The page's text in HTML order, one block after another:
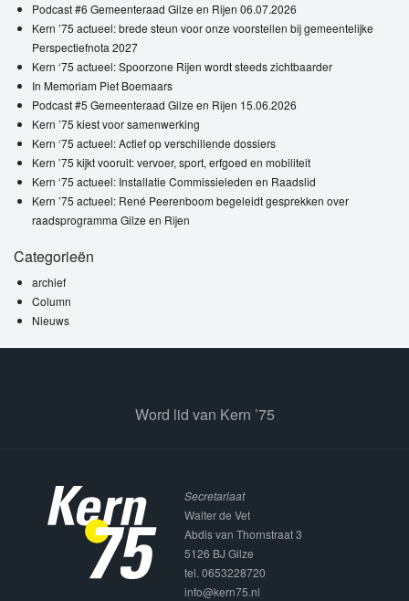
Podcast #6 Gemeenteraad Gilze en Rijen 06.07.2026
Kern ’75 actueel: brede steun voor onze voorstellen bij gemeentelijke
Perspectiefnota 2027
Kern ‘75 actueel: Spoorzone Rijen wordt steeds zichtbaarder
In Memoriam Piet Boemaars
Podcast #5 Gemeenteraad Gilze en Rijen 15.06.2026
Kern ’75 kiest voor samenwerking
Kern ‘75 actueel: Actief op verschillende dossiers
Kern ’75 kijkt vooruit: vervoer, sport, erfgoed en mobiliteit
Kern ‘75 actueel: Installatie Commissieleden en Raadslid
Kern ’75 actueel: René Peerenboom begeleidt gesprekken over
raadsprogramma Gilze en Rijen
Categorieën
archief
Column
Nieuws
Word lid van Kern ’75
Secretariaat
Walter de Vet
Abdis van Thornstraat 3
5126 BJ Gilze
tel. 0653228720
info@kern75.nl